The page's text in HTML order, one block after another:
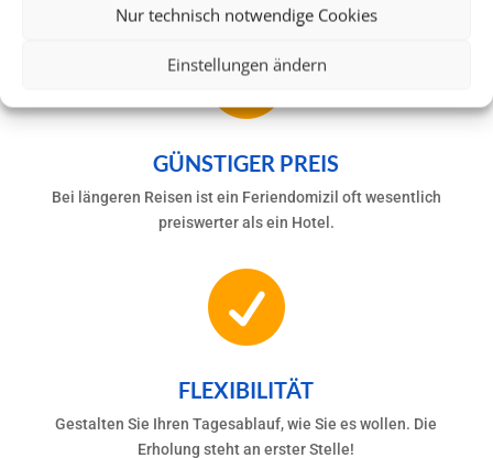
Nur technisch notwendige Cookies
Einstellungen ändern

GÜNSTIGER PREIS
Bei längeren Reisen ist ein Feriendomizil oft wesentlich
preiswerter als ein Hotel.

FLEXIBILITÄT
Gestalten Sie Ihren Tagesablauf, wie Sie es wollen. Die
Erholung steht an erster Stelle!